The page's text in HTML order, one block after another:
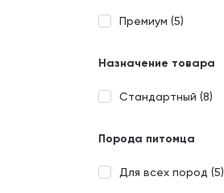
Премиум (5)
Назначение товара
Стандартный (8)
Порода питомца
Для всех пород (5)